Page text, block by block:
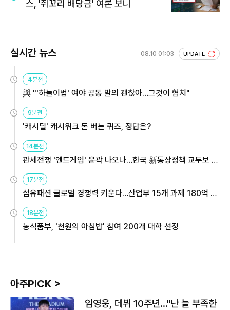
스, '쥐꼬리 배당금' 여론 보니
실시간 뉴스 08.10 01:03 UPDATE
4분전
與 "'하늘이법' 여야 공동 발의 괜찮아…그것이 협치"
9분전
'캐시딜' 캐시워크 돈 버는 퀴즈, 정답은?
14분전
관세전쟁 '엔드게임' 윤곽 나오나…한국 新통상정책 교두보 활
17분전
섬유패션 글로벌 경쟁력 키운다…산업부 15개 과제 180억 지
18분전
농식품부, '천원의 아침밥' 참여 200개 대학 선정
아주PICK >
임영웅, 데뷔 10주년…"난 늘 부족한